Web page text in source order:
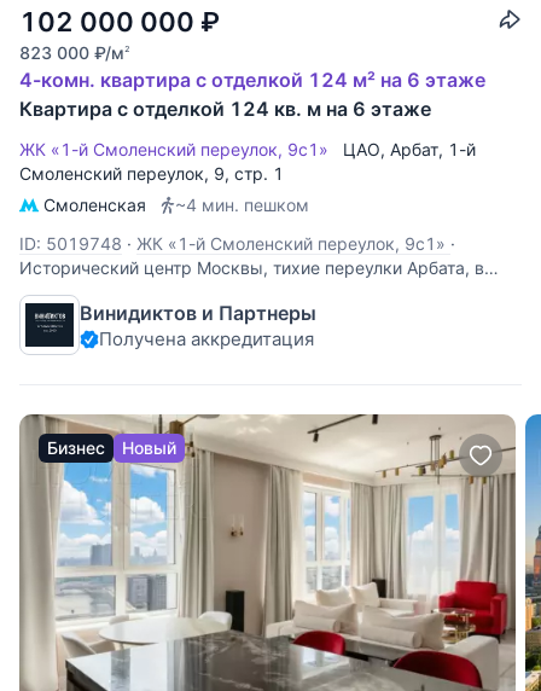
102 000 000 ₽
823 000 ₽/м2
4-комн. квартира с отделкой 124 м² на 6 этаже
Квартира с отделкой 124 кв. м на 6 этаже
ЖК «1-й Смоленский переулок, 9с1» ЦАО, Арбат, 1-й
Смоленский переулок, 9, стр. 1
Смоленская
~4 мин. пешком
ID: 5019748 · ЖК «1-й Смоленский переулок, 9с1» ·
Исторический центр Москвы, тихие переулки Арбата, в
кирпичном доме, построенном по индивидуальному
проекту, продается 4-х комнатная квартира, площадью
128 кв. м, этаж 6/10. Преимущества - За счет больших
Винидиктов и Партнеры
Получена аккредитация
Бизнес Новый